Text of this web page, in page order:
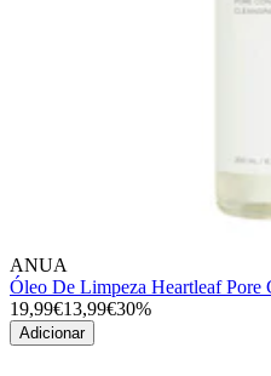
ANUA
Óleo De Limpeza Heartleaf
19,99€13,99€30%
Adicionar